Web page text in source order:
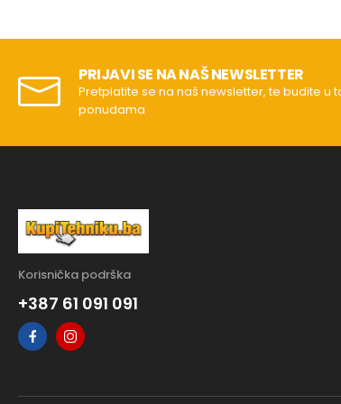
PRIJAVI SE NA NAŠ NEWSLETTER
Pretplatite se na naš newsletter, te budite u
ponudama
Korisnička podrška
+387 61 091 091